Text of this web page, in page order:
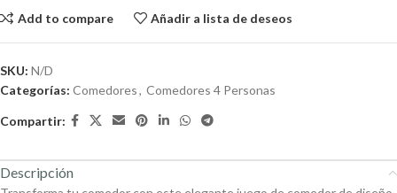
Add to compare Añadir a lista de deseos
SKU: N/D
Categorías: Comedores, Comedores 4 Personas
Compartir:
Descripción